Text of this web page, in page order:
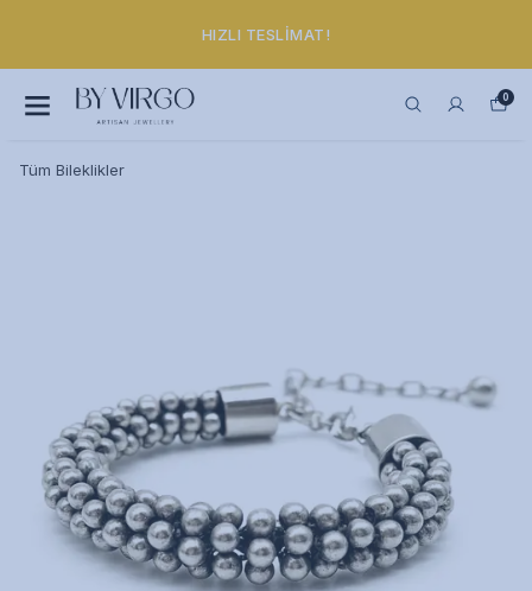
HIZLI TESLIMAT!
0
Tüm Bileklikler